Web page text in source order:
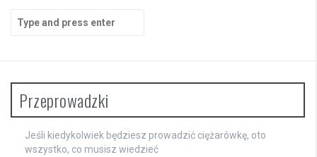
for:
Przeprowadzki
Jeśli kiedykolwiek będziesz prowadzić ciężarówkę, oto
wszystko, co musisz wiedzieć